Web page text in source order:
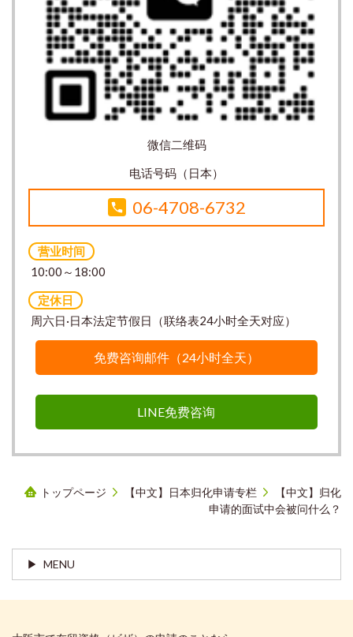
微信二维码
电话号码（日本）
06-4708-6732
营业时间
10:00～18:00
定休日
周六日·日本法定节假日（联络表24小时全天对应）
免费咨询邮件（24小时全天）
LINE免费咨询
トップページ 【中文】日本归化申请专栏
【中文】归化
申请的面试中会被问什么？
MENU